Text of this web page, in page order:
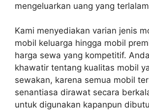
mengeluarkan uang yang
Kami menyediakan varian jenis
mobil keluarga hingga mobil
harga sewa yang kompetitif.
khawatir tentang kualitas mobil
sewakan, karena semua mobil
senantiasa dirawat secara
untuk digunakan kapanpun